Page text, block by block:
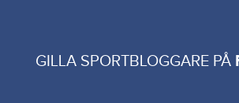
GILLA SPORTBLOGGARE PÅ